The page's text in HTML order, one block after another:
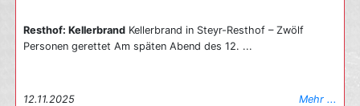
Resthof: Kellerbrand Kellerbrand in Steyr-Resthof – Zwölf
Personen gerettet Am späten Abend des 12. ...
12.11.2025 Mehr ...